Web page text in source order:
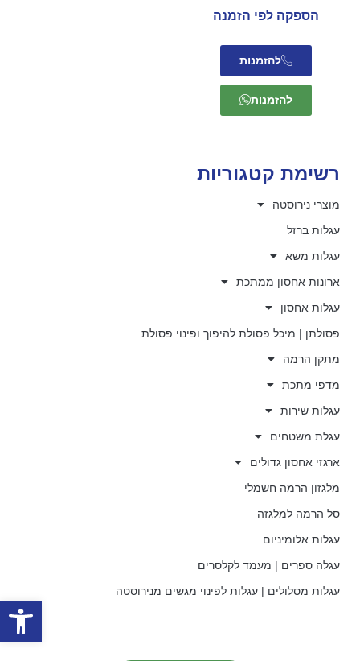
רשימת קטגוריות
מוצרי נירוסטה
עגלות ברזל
עגלות משא
ארונות אחסון ממתכת
עגלות אחסון
פסולתן | מיכל פסולת להיפוך ופינוי פסולת
מתקן הרמה
מדפי מתכת
עגלות שירות
עגלת משטחים
ארגזי אחסון גדולים
מלגזון הרמה חשמלי
סל הרמה למלגזה
עגלות אלומיניום
עגלה ספרים | מעמד לקלסרים
עגלות מסלולים | עגלות לפינוי מגשים מנירוסטה
הספקה לפי הזמנה
להזמנות
להזמנות
פתח